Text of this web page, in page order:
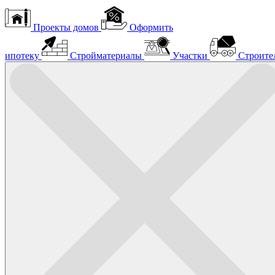
Проекты домов Оформить
ипотеку Стройматериалы Участки